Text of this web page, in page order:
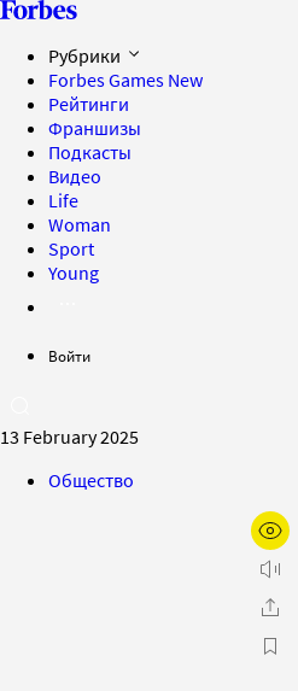
Рубрики
Forbes Games New
Рейтинги
Франшизы
Подкасты
Видео
Life
Woman
Sport
Young
Войти
13 February 2025
Общество